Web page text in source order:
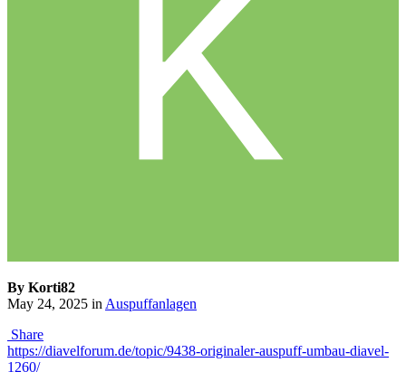
By Korti82
May 24, 2025 inAuspuffanlagen
Share
https://diavelforum.de/topic/9438-originaler-auspuff-umbau-diavel-
1260/